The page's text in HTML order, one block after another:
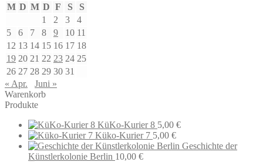
M D M D F S
S
1
2 3
4
5
6 7 8 9 10 11
12 13 14 15 16 17 18
19 20 21 22 23 24 25
26 27 28 29 30 31
« Apr.
Juni »
Warenkorb
Produkte
KüKo-Kurier 8 5,00 €
Küko-Kurier 7 5,00 €
Geschichte der
Künstlerkolonie Berlin 10,00 €